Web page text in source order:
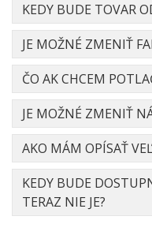
KEDY BUDE TOVAR
JE MOŽNÉ ZMENIŤ
ČO AK CHCEM
JE MOŽNÉ ZMENIŤ
AKO MÁM OPÍSAŤ
KEDY BUDE
TERAZ NIE JE?